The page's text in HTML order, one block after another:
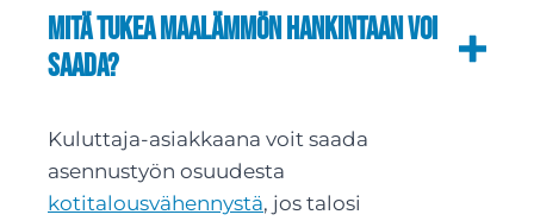
Mitä tukea maalämmön hankintaan voi
saada?
Kuluttaja-asiakkaana voit saada
asennustyön osuudesta
kotitalousvähennystä, jos talosi